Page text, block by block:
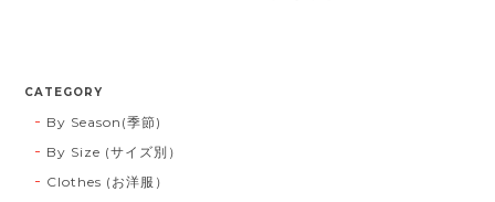
CATEGORY
By Season(季節)
By Size (サイズ別）
Clothes (お洋服）